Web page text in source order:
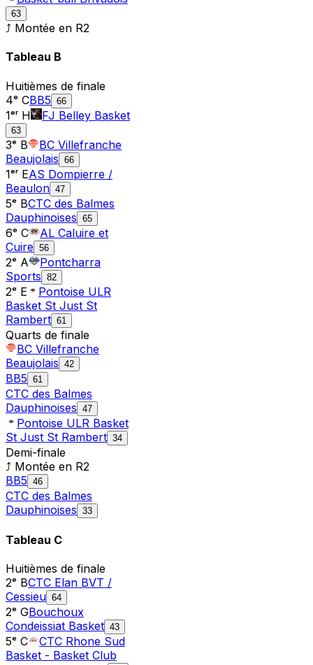
63
⤴ Montée en R2
Tableau B
Huitièmes de finale
4ᵉ CBB5 66
1ᵉʳ H FJ Belley Basket
63
3ᵉ B
BC Villefranche
Beaujolais 66
1ᵉʳ EAS Dompierre /
Beaulon 47
5ᵉ BCTC des Balmes
Dauphinoises 65
6ᵉ C
AL Caluire et
Cuire 56
2ᵉ A
Pontcharra
Sports 82
2ᵉ E
Pontoise ULR
Basket St Just St
Rambert 61
Quarts de finale
BC Villefranche
Beaujolais 42
BB5 61
CTC des Balmes
Dauphinoises 47
Pontoise ULR Basket
St Just St Rambert 34
Demi-finale
⤴ Montée en R2
BB5 46
CTC des Balmes
Dauphinoises 33
Tableau C
Huitièmes de finale
2ᵉ BCTC Elan BVT /
Cessieu 64
2ᵉ GBouchoux
Condeissiat Basket 43
5ᵉ C
CTC Rhone Sud
Basket - Basket Club